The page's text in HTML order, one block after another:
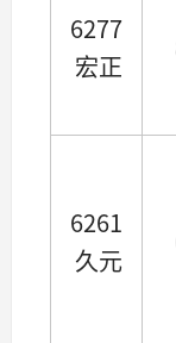
6277
宏正
6261
久元